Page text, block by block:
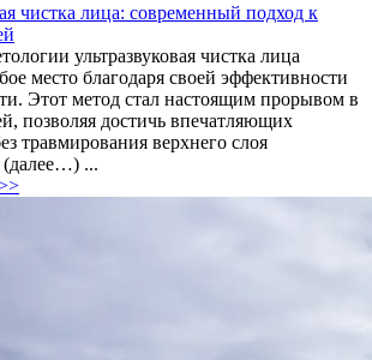
чистка лица: современный подход к
ультразвуковая чистка лица
место благодаря своей эффективности
Этот метод стал настоящим прорывом в
позволяя достичь впечатляющих
травмирования верхнего слоя
...